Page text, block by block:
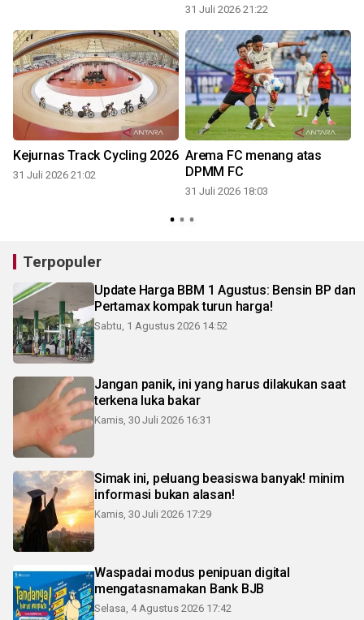
31 Juli 2026 21:22
Kejurnas Track Cycling 2026
31 Juli 2026 21:02
Arema FC menang atas
DPMM FC
31 Juli 2026 18:03
Terpopuler
Update Harga BBM 1 Agustus: Bensin BP dan
Pertamax kompak turun harga!
Sabtu, 1 Agustus 2026 14:52
Jangan panik, ini yang harus dilakukan saat
terkena luka bakar
Kamis, 30 Juli 2026 16:31
Simak ini, peluang beasiswa banyak! minim
informasi bukan alasan!
Kamis, 30 Juli 2026 17:29
Waspadai modus penipuan digital
mengatasnamakan Bank BJB
Selasa, 4 Agustus 2026 17:42